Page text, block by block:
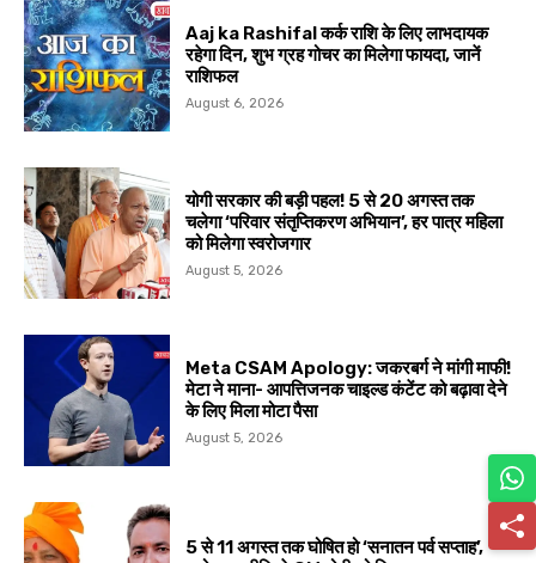
Aaj ka Rashifal कर्क राशि के लिए लाभदायक
रहेगा दिन, शुभ ग्रह गोचर का मिलेगा फायदा, जानें
राशिफल
August 6, 2026
योगी सरकार की बड़ी पहल! 5 से 20 अगस्त तक
चलेगा ‘परिवार संतृप्तिकरण अभियान’, हर पात्र महिला
को मिलेगा स्वरोजगार
August 5, 2026
Meta CSAM Apology: जकरबर्ग ने मांगी माफी!
मेटा ने माना- आपत्तिजनक चाइल्ड कंटेंट को बढ़ावा देने
के लिए मिला मोटा पैसा
August 5, 2026
5 से 11 अगस्त तक घोषित हो ‘सनातन पर्व सप्ताह’,